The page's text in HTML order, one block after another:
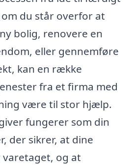
du står overfor at
bolig, renovere en
eller gennemføre
kan en række
fra et firma med
være til stor hjælp.
fungerer som din
der sikrer, at dine
og at